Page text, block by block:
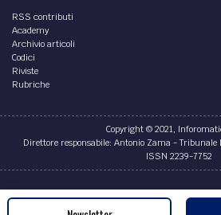
RSS contributi
Academy
Archivio articoli
Codici
Riviste
Rubriche
Copyright © 2021,
Direttore responsabile: Antonio Zama - Tribunale
ISSN 2239-7752
Credits